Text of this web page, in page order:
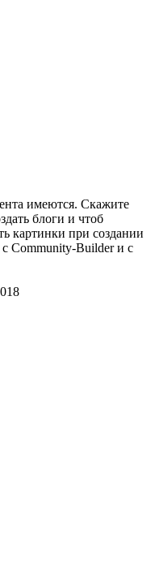
имеются. Скажите
блоги и чтоб
картинки при создании
с Сommunity-Вuilder и с